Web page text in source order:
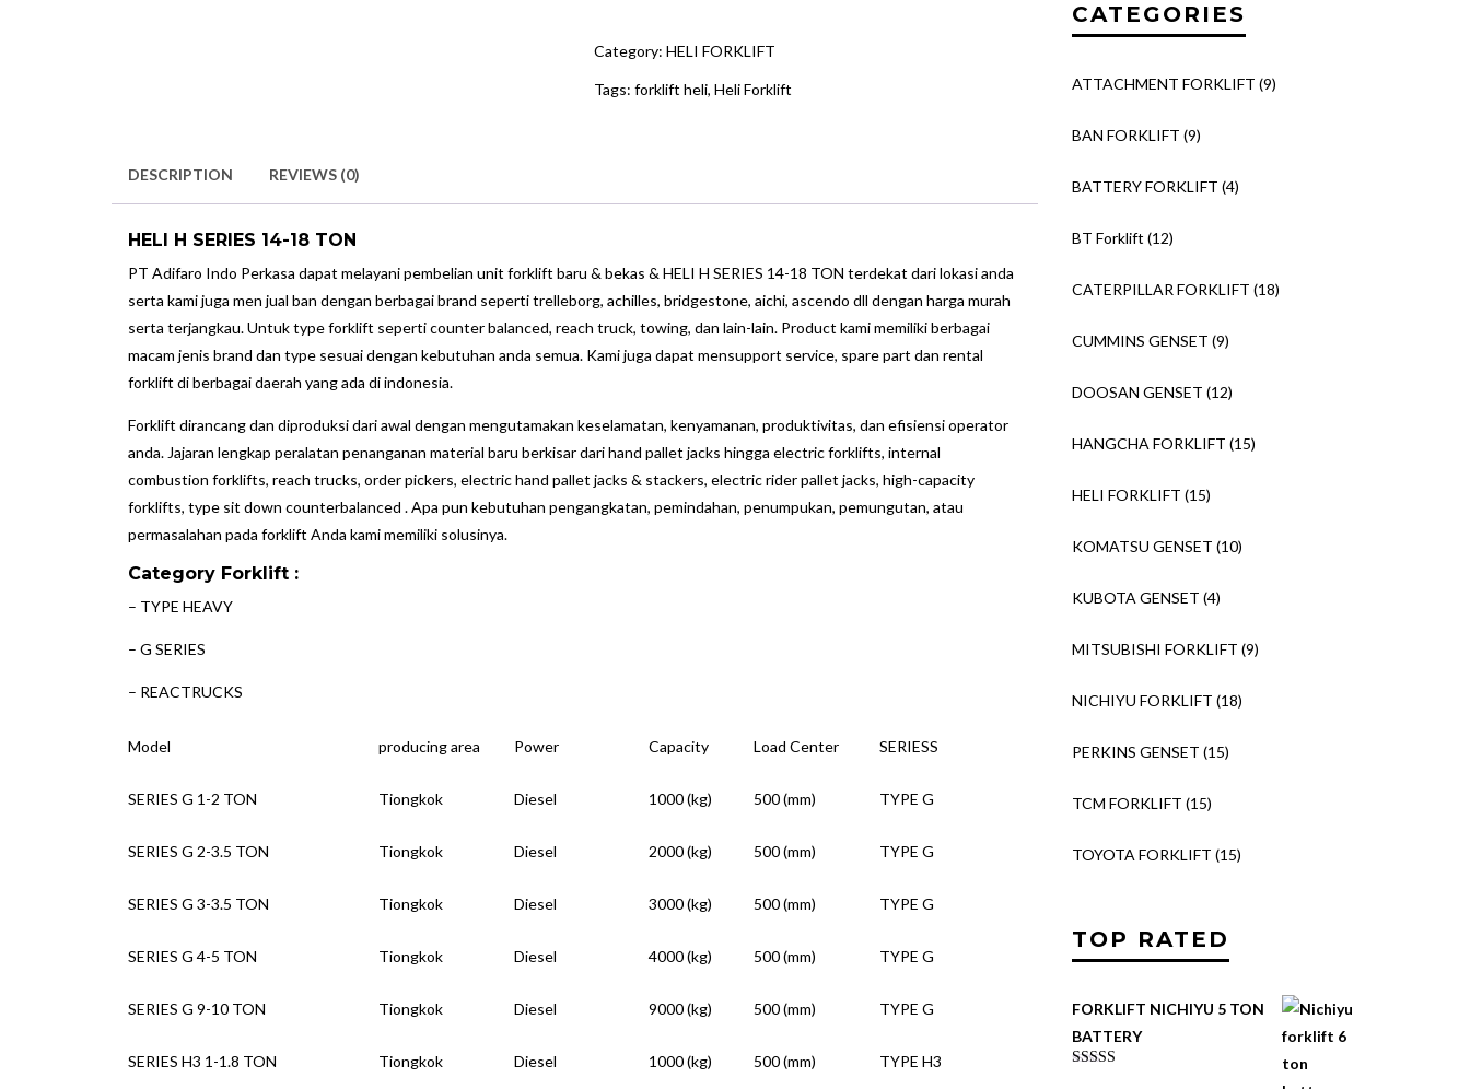
Category: HELI FORKLIFT
Tags: forklift heli, Heli Forklift
DESCRIPTION REVIEWS (0)
HELI H SERIES 14-18 TON
PT Adifaro Indo Perkasa dapat melayani pembelian unit forklift baru & bekas & HELI H SERIES 14-18 TON terdekat dari lokasi anda
serta kami juga men jual ban dengan berbagai brand seperti trelleborg, achilles, bridgestone, aichi, ascendo dll dengan harga murah
serta terjangkau. Untuk type forklift seperti counter balanced, reach truck, towing, dan lain-lain. Product kami memiliki berbagai
macam jenis brand dan type sesuai dengan kebutuhan anda semua. Kami juga dapat mensupport service, spare part dan rental
forklift di berbagai daerah yang ada di indonesia.
Forklift dirancang dan diproduksi dari awal dengan mengutamakan keselamatan, kenyamanan, produktivitas, dan efisiensi operator
anda. Jajaran lengkap peralatan penanganan material baru berkisar dari hand pallet jacks hingga electric forklifts, internal
combustion forklifts, reach trucks, order pickers, electric hand pallet jacks & stackers, electric rider pallet jacks, high-capacity
forklifts, type sit down counterbalanced . Apa pun kebutuhan pengangkatan, pemindahan, penumpukan, pemungutan, atau
permasalahan pada forklift Anda kami memiliki solusinya.
Category Forklift :
– TYPE HEAVY
– G SERIES
– REACTRUCKS
Model producing area Power Capacity Load Center SERIESS
SERIES G 1-2 TON Tiongkok Diesel 1000 (kg) 500 (mm) TYPE G
SERIES G 2-3.5 TON Tiongkok Diesel 2000 (kg) 500 (mm) TYPE G
SERIES G 3-3.5 TON Tiongkok Diesel 3000 (kg) 500 (mm) TYPE G
SERIES G 4-5 TON Tiongkok Diesel 4000 (kg) 500 (mm) TYPE G
SERIES G 9-10 TON Tiongkok Diesel 9000 (kg) 500 (mm) TYPE G
SERIES H3 1-1.8 TON Tiongkok Diesel 1000 (kg) 500 (mm) TYPE H3
CATEGORIES
ATTACHMENT FORKLIFT (9)
BAN FORKLIFT (9)
BATTERY FORKLIFT (4)
BT Forklift (12)
CATERPILLAR FORKLIFT (18)
CUMMINS GENSET (9)
DOOSAN GENSET (12)
HANGCHA FORKLIFT (15)
HELI FORKLIFT (15)
KOMATSU GENSET (10)
KUBOTA GENSET (4)
MITSUBISHI FORKLIFT (9)
NICHIYU FORKLIFT (18)
PERKINS GENSET (15)
TCM FORKLIFT (15)
TOYOTA FORKLIFT (15)
TOP RATED
FORKLIFT NICHIYU 5 TON
BATTERY